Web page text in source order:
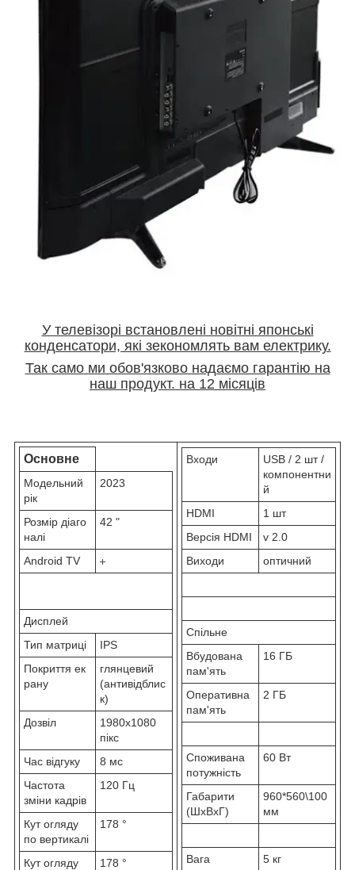
У телевізорі встановлені новітні японські
конденсатори, які зекономлять вам електрику.
Так само ми обов'язково надаємо гарантію на
наш продукт. на 12 місяців
Основне
Модельний
рік
2023
Розмір діаго
налі
42 "
Android TV
Дисплей
Тип матриці
IPS
Покриття ек
рану
глянцевий
(антивідблис
к)
Дозвіл
1980x1080
пікс
Час відгуку
8 мс
Частота
зміни кадрів
120 Гц
Кут огляду
по вертикалі
178 °
Кут огляду
178 °
Входи
USB / 2 шт /
компонентни
й
HDMI
1 шт
Версія HDMI
v 2.0
Виходи
оптичний
Спільне
Вбудована
пам'ять
16 ГБ
Оперативна
пам'ять
2 ГБ
Споживана
потужність
60 Вт
Габарити
(ШхВхГ)
960*560\100
мм
Вага 5 кг